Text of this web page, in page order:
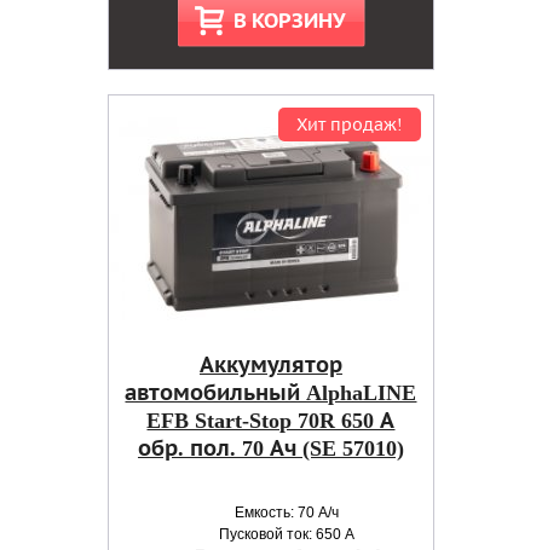
В КОРЗИНУ
Хит продаж!
Аккумулятор
автомобильный AlphaLINE
EFB Start-Stop 70R 650 А
обр. пол. 70 Ач (SE 57010)
Емкость: 70 А/ч
Пусковой ток: 650 А